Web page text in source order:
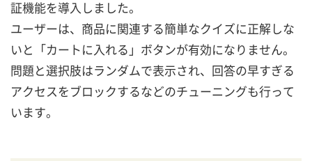
証機能を導入しました。
ユーザーは、商品に関連する簡単なクイズに正解しな
いと「カートに入れる」ボタンが有効になりません。
問題と選択肢はランダムで表示され、回答の早すぎる
アクセスをブロックするなどのチューニングも行って
います。